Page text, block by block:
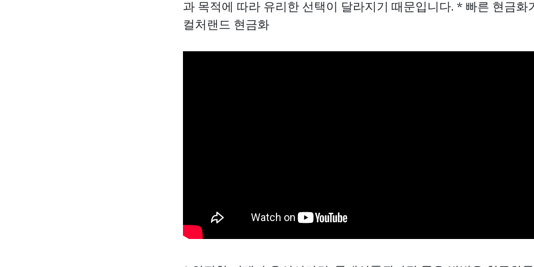
과 목적에 따라 유리한 선택이 달라지기 때문입니다. * 빠른 현금화
컬처랜드 현금화